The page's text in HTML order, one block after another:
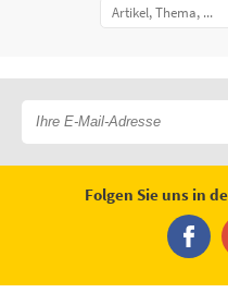
Folgen Sie uns in